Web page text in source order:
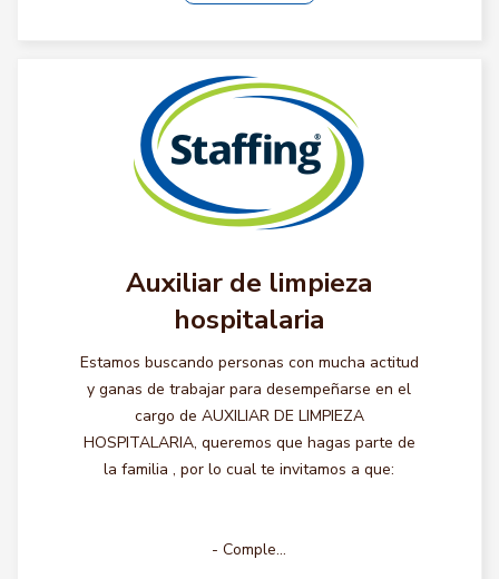
Auxiliar de limpieza
hospitalaria
Estamos buscando personas con mucha actitud
y ganas de trabajar para desempeñarse en el
cargo de AUXILIAR DE LIMPIEZA
HOSPITALARIA, queremos que hagas parte de
la familia , por lo cual te invitamos a que:
- Comple...